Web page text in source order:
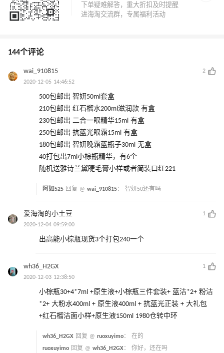
144个评论
wai_910815
2
2020-12-05 14:46:52
500包邮出 智妍50ml套盒
210包邮出 红石榴水200ml滋润款 有盒
230包邮出 二合一眼精华15ml 有盒
250包邮出 抗蓝光眼霜15ml 有盒
180包邮出 智妍晚霜蓝瓶子30ml 无盒
40打包出7ml小棕瓶精华，有6个
随机送雅诗兰黛睫毛膏小样或者简装口红221
阿如525 回复 @ wai_910815： 智妍50还有吗
爱海淘的小土豆
1
2020-12-04 09:59:00
出高能小棕瓶现货3个打包240一个
wh36_H2GX
1
2020-12-03 12:38:50
小棕瓶30+4*7ml +原生液+小棕瓶三件套装+ 蓝洁*2+ 粉洁
*2+ 大粉水400ml + 原生液400ml + 抗蓝光正装 + 大礼包
+红石榴洁面小样+原生液150ml 1980仓转中环
wh36_H2GX 回复 @ ruoxuyimo： 在的
ruoxuyimo 回复 @ wh36_H2GX： 你好，还在吗